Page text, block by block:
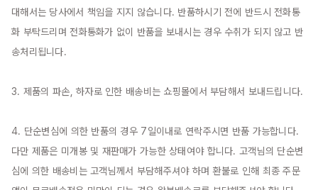
대해서는 당사에서 책임을 지지 않습니다. 반품하시기 전에 반드시 전화통
화 부탁드리며 전화통화가 없이 반품을 보내시는 경우 수취가 되지 않고 반
송처리됩니다.
3. 제품의 파손, 하자로 인한 배송비는 쇼핑몰에서 부담해서 보내드립니다.
4. 단순변심에 의한 반품의 경우 7일이내로 연락주시면 반품 가능합니다.
다만 제품은 미개봉 및 재판매가 가능한 상태여야 합니다. 고객님의 단순변
심에 의한 배송비는 고객님께서 부담해주셔야 하며 환불로 인해 최종 주문